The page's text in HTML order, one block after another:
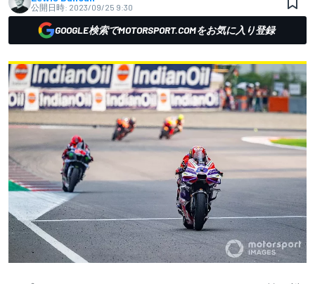
公開日時: 2023/09/25 9:30
GOOGLE検索でMOTORSPORT.COMをお気に入り登録